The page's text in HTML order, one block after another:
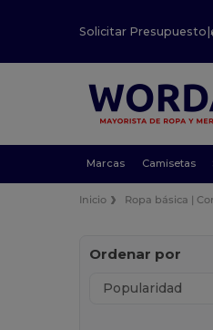
Solicitar Presupuesto |
Marcas Camisetas
Inicio Ropa básica |
Ordenar por